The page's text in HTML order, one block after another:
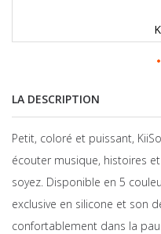
LA DESCRIPTION
Petit, coloré et puissant,
écouter musique, histoires
soyez. Disponible en 5
exclusive en silicone et son
confortablement dans la